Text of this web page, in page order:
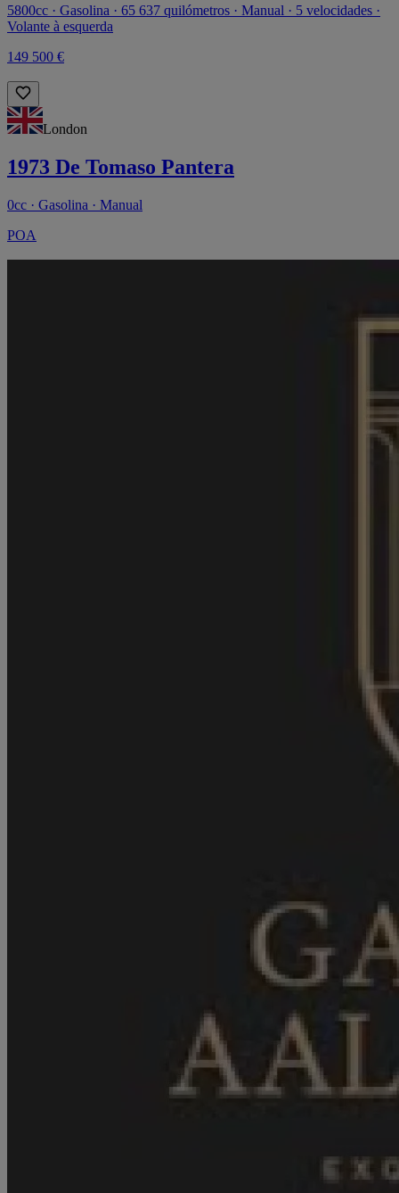
5800cc · Gasolina · 65 637 quilómetros · Manual · 5 velocidades ·
Volante à esquerda
149 500 €
London
1973 De Tomaso Pantera
0cc · Gasolina · Manual
POA